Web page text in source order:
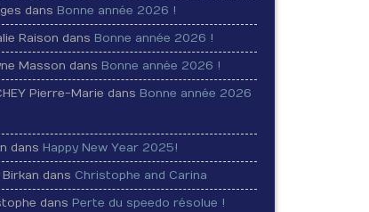
dans Bonne année 2026 !
Raison dans Bonne année 2026 !
Masson dans Bonne année 2026 !
Pierre-Marie dans Bonne année 2026
dans Happy New Year 2025!
dans Christophe and Carina
dans Perte du speedo résolue !